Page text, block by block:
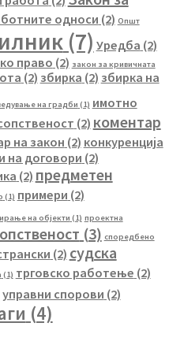
односи (2) Општ
(7) Уредба (2)
право (2) закон за кривичната
(2) збирка (2) збирка на
на градби (1) имотно
(2) коментар
на закон (2) конкуренција
на договори (2)
(2) предметен
(1) примери (2)
на објекти (1) проектна
(3) споредбено
(2) судска
(1) трговско работење (2)
управни спорови (2)
(4)